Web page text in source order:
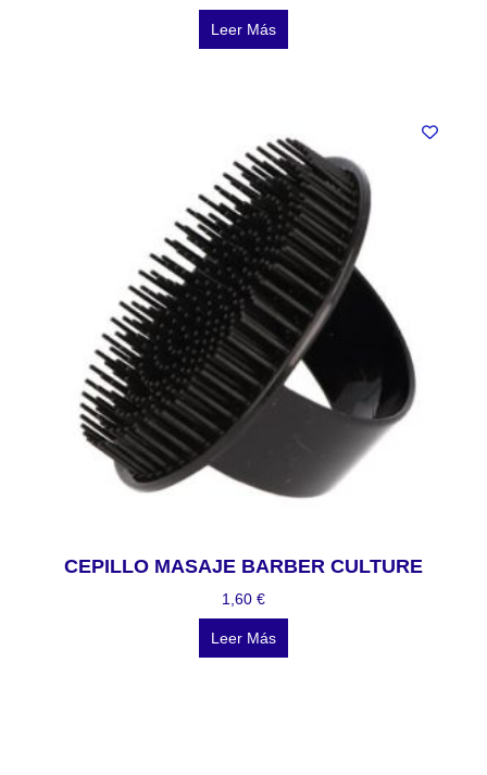
Leer Más
CEPILLO MASAJE BARBER CULTURE
1,60 €
Leer Más